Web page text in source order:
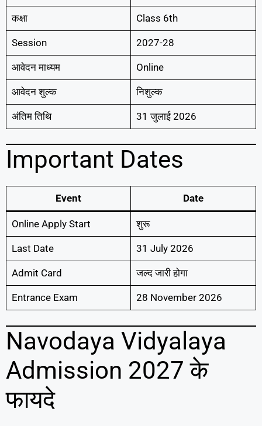
कक्षा Class 6th
Session 2027-28
आवेदन माध्यम Online
आवेदन शुल्क निशुल्क
अंतिम तिथि 31 जुलाई 2026
Important Dates
Event Date
Online Apply Start शुरू
Last Date 31 July 2026
Admit Card जल्द जारी होगा
Entrance Exam 28 November 2026
Navodaya Vidyalaya
Admission 2027 के
फायदे